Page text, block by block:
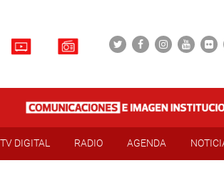
TV DIGITAL RADIO AGENDA